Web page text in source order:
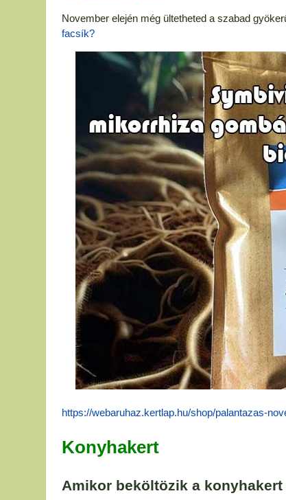
November elején még ültetheted a szabad
facsík?
https://webaruhaz.kertlap.hu/shop/palantazas-
Konyhakert
Amikor beköltözik a konyhakert